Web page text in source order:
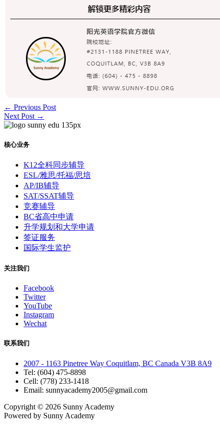
← Previous Post
Next Post →
核心业务
K12全科同步辅导
ESL/雅思/托福/思培
AP/IB辅导
SAT/SSAT辅导
竞赛辅导
BC省高中申请
升学规划和大学申请
签证服务
国际学生监护
关注我们
Facebook
Twitter
YouTube
Instagram
Wechat
联系我们
2007 - 1163 Pinetree Way Coquitlam, BC Canada V3B 8A9
Tel: (604) 475-8898
Cell: (778) 233-1418
Email: sunnyacademy2005@gmail.com
Copyright © 2026 Sunny Academy
Powered by Sunny Academy